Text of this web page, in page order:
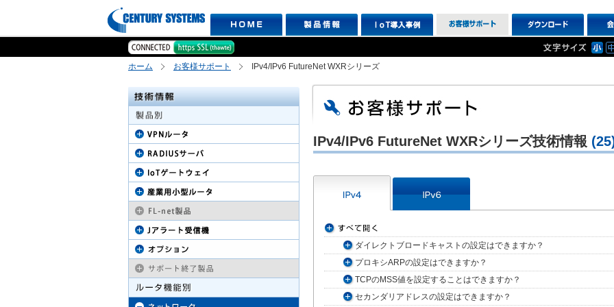
ホーム お客様サポート IPv4/IPv6 FutureNet WXRシリーズ
IPv4/IPv6 FutureNet WXRシリーズ技術情報
ダイレクトブロードキャストの設定はできますか？
プロキシARPの設定はできますか？
TCPのMSS値を設定することはできますか？
セカンダリアドレスの設定はできますか？